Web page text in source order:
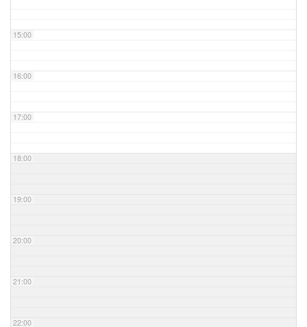
15:00
16:00
17:00
18:00
19:00
20:00
21:00
22:00